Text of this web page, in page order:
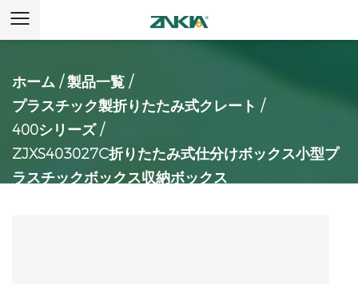
ホーム /製品一覧 /
プラスチック製折りたたみ式クレート /
400シリーズ/
ZJXS403027C折りたたみ式仕分けボックス小型プ
ラスチックボックス収納ボックス